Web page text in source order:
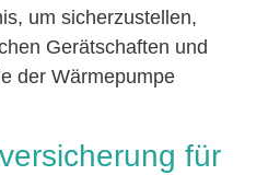
um sicherzustellen,
Gerätschaften und
der Wärmepumpe
für